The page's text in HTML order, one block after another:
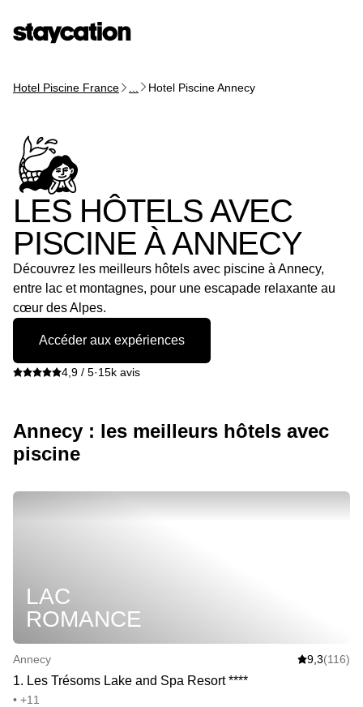
Hotel Piscine France Hotel Piscine Annecy
LES HÔTELS AVEC
PISCINE À ANNECY
Découvrez les meilleurs hôtels avec piscine à Annecy,
entre lac et montagnes, pour une escapade relaxante au
cœur des Alpes.
Accéder aux expériences
4,9 / 5·15k avis
Annecy : les meilleurs hôtels avec
piscine
LAC
ROMANCE
Annecy 9,3(116)
1. Les Trésoms Lake and Spa Resort ****
• +11